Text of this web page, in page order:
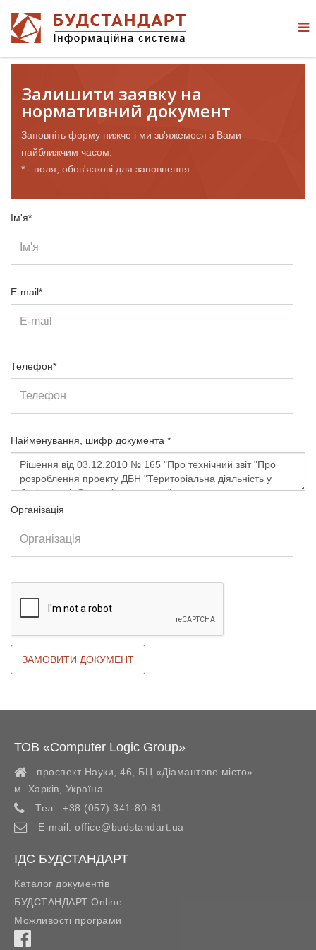
Залишити заявку на
нормативний документ
Заповніть форму нижче і ми зв'яжемося з Вами
найближчим часом.
* - поля, обов'язкові для заповнення
Ім'я*
E-mail*
Телефон*
Найменування, шифр документа *
Організація
ТОВ «Computer Logic Group»
проспект Науки, 46, БЦ «Діамантове місто»
м. Харків
Україна
Тел.: +38 (057) 341-80-81
E-mail: office@budstandart.ua
ІДС БУДСТАНДАРТ
Каталог документів
БУДСТАНДАРТ Online
Можливості програми